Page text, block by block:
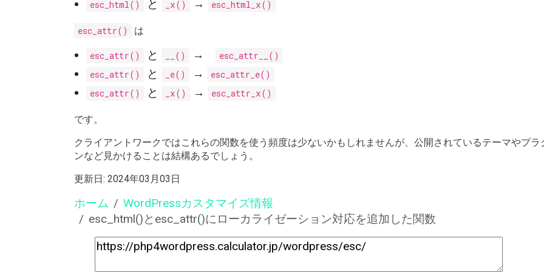
esc_html() と _x() → esc_html_x()
esc_attr() は
esc_attr() と __() →
esc_attr__()
esc_attr()
と _e() →
esc_attr_e()
esc_attr()
と _x() → esc_attr_x()
です。
クライアントワークではこれらの関数を使う頻度は少ないかもしれませんが、公開されているテーマやプラ
ンなど見かけることは結構あるでしょう。
更新日: 2024年03月03日
ホーム
WordPressカスタマイズ情報
esc_html()とesc_attr()にローカライゼーション対応を追加した関数